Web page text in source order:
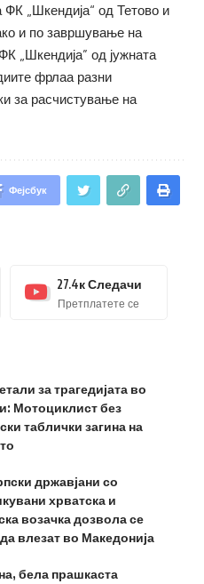
ФК „Шкендија“ од Тетово и
и по завршување на
„Шкендија” од јужната
фрлаа разни
за расчистување на
Фејсбук
27.4кСледачи
Претплатете се
за трагедијата во
Мотоциклист без
таблички загина на
државјани со
хрватска и
возачка дозвола се
влезат во Македонија
бела прашкаста